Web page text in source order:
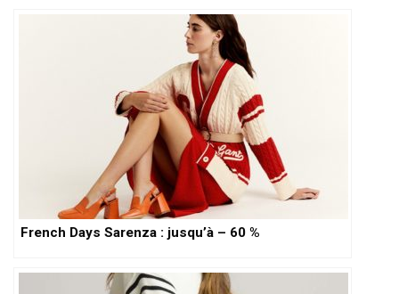
French Days Sarenza : jusqu’à – 60 %